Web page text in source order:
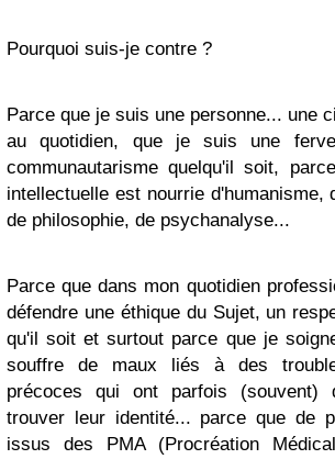
Pourquoi suis-je contre ?
Parce que je suis une personne... une
au quotidien, que je suis une
communautarisme quelqu'il soit,
intellectuelle est nourrie d'humanisme,
de philosophie, de psychanalyse...
Parce que dans mon quotidien
défendre une éthique du Sujet, un
qu'il soit et surtout parce que je
souffre de maux liés à des
précoces qui ont parfois (souvent)
trouver leur identité... parce que de
issus des PMA (Procréation